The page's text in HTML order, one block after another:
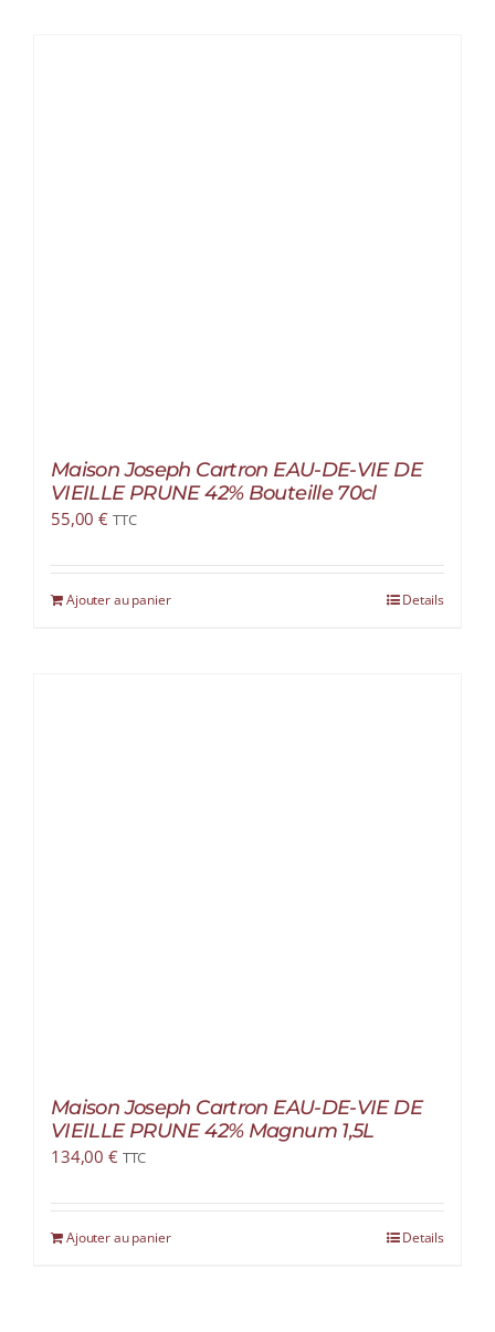
Maison Joseph Cartron EAU-DE-VIE DE
VIEILLE PRUNE 42% Bouteille 70cl
55,00€ TTC
Ajouter au panier Details
Maison Joseph Cartron EAU-DE-VIE DE
VIEILLE PRUNE 42% Magnum 1,5L
134,00 € TTC
Ajouter au panier Details